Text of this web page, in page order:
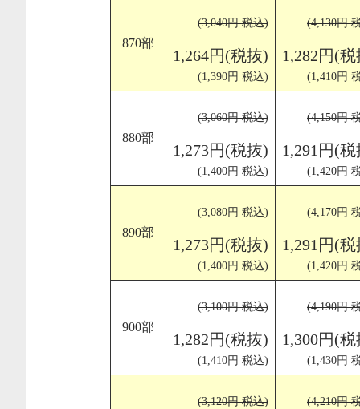
870部
(3,040円 税込)
1,264円(税抜)
(1,390円 税込)
(4,130円
1,282円(
(1,410円
880部
(3,060円 税込)
1,273円(税抜)
(1,400円 税込)
(4,150円
1,291円(
(1,420円
890部
(3,080円 税込)
1,273円(税抜)
(1,400円 税込)
(4,170円
1,291円(
(1,420円
900部
(3,100円 税込)
1,282円(税抜)
(1,410円 税込)
(4,190円
1,300円(
(1,430円
(3,120円 税込) (4,210円